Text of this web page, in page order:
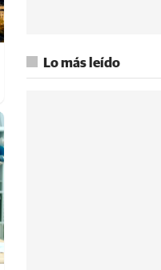
Lo más leído